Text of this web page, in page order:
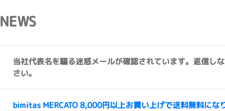
NEWS
当社代表名を騙る迷惑メールが確認されています。返信し
さい。
bimitas MERCATO 8,000円以上お買い上げで送料無料にな